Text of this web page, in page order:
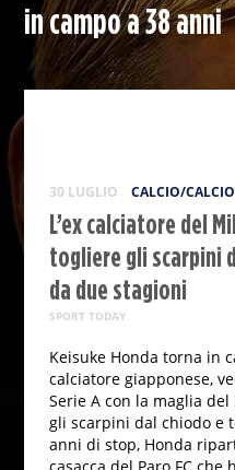
in campo a 38 anni
30 LUGLIO CALCIO/
L’ex calciatore del
togliere gli scarpini
da due stagioni
SPORT TODAY
Keisuke Honda torna in
calciatore giapponese,
Serie A con la maglia
gli scarpini dal chiodo e
anni di stop, Honda